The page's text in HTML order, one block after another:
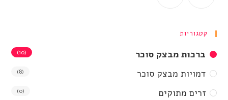
קטגוריות
ברכות מבצק סוכר (10)
דמויות מבצק סוכר (8)
זרים מתוקים (0)